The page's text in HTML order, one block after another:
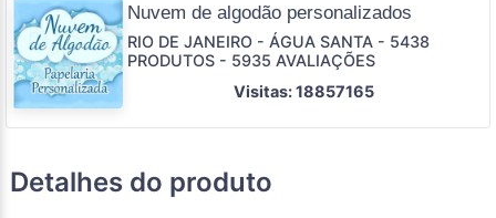
Nuvem de algodão personalizados
RIO DE JANEIRO - ÁGUA SANTA - 5438
PRODUTOS - 5935 AVALIAÇÕES
Visitas: 18857165
Detalhes do produto